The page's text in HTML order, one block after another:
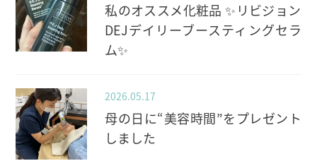
私のオススメ化粧品 ✨️リビジョン
DEJデイリーブースティングセラ
ム✨️
2026.05.17
母の日に“美容時間”をプレゼント
しました